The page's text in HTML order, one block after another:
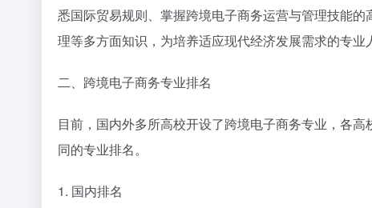
悉国际贸易规则、掌握跨境电子商务运营与管理技能
理等多方面知识，为培养适应现代经济发展需求的专业
二、跨境电子商务专业排名
目前，国内外多所高校开设了跨境电子商务专业，各
同的专业排名。
1. 国内排名